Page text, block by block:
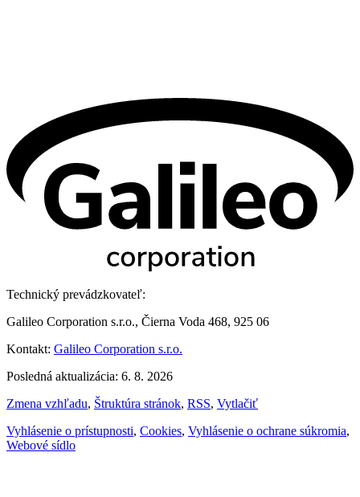
Technický prevádzkovateľ:
Galileo Corporation s.r.o., Čierna Voda 468, 925 06
Kontakt: Galileo Corporation s.r.o.
Posledná aktualizácia: 6. 8. 2026
Zmena vzhľadu, Štruktúra stránok, RSS, Vytlačiť
Vyhlásenie o prístupnosti, Cookies, Vyhlásenie o ochrane súkromia,
Webové sídlo